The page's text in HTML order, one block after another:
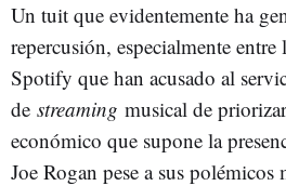
Un tuit que evidentemente ha
repercusión, especialmente entre
Spotify que han acusado al
de streaming musical de
económico que supone la
Joe Rogan pese a sus polémicos